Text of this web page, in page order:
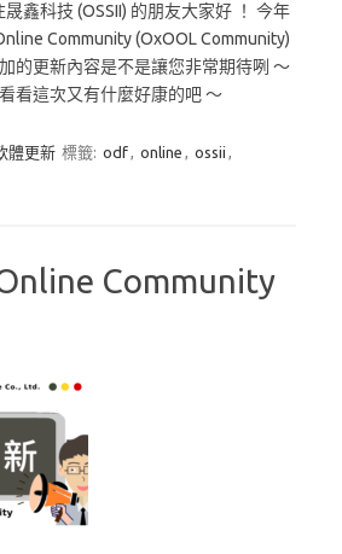
t
o
d
o
es
k
y
鑫科技 (OSSII) 的朋友大家好 ！ 今年
Community (OxOOL Community)
的更新內容是不是讓您非常期待咧 ～
看這次又有什麼好康的吧 ～
體更新 標籤: odf, online , ossii ,
Community